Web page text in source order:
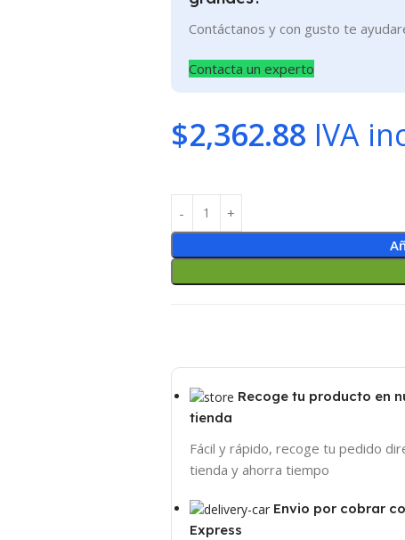
Contáctanos y con gusto te
Contacta un experto
$2,362.88 IVA
Recoge tu producto en
tienda
Fácil y rápido, recoge tu pedido
tienda y ahorra tiempo
Envio por cobrar
Express